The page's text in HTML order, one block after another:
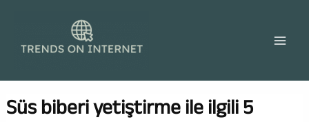
Süs biberi yetiştirme ile ilgili 5